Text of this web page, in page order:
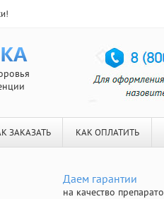
ЗАКАЗАТЬ КАК ОПЛАТИТЬ
Даем гарантии
на качество